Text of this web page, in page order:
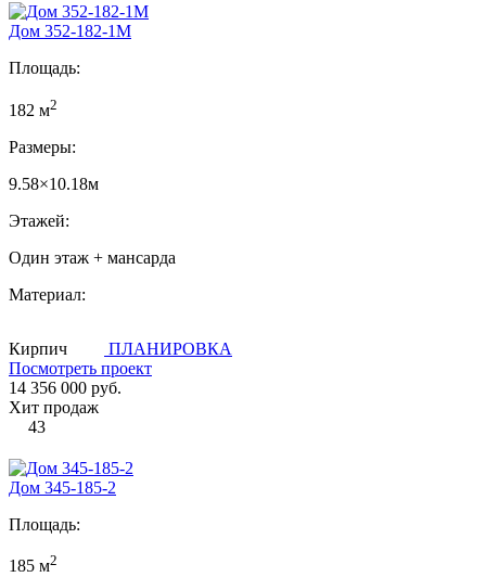
Дом 352-182-1М
Площадь:
182 м2
Размеры:
9.58×10.18м
Этажей:
Один этаж + мансарда
Материал:
Кирпич
ПЛАНИРОВКА
Посмотреть проект
14 356 000 руб.
Хит продаж
43
Дом 345-185-2
Площадь:
185 м2